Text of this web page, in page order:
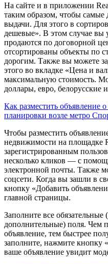
На сайте и в приложении
таким образом, чтобы
выдачи. Для этого в
дешевые». В этом случае вы
продаются по договорной
отсортированы объекты по
дорогим. Также вы можете
этого во вкладке «Цена и
максимальную стоимость.
доллары, евро, белорусские
Как разместить объявление
планировки возле метро
Чтобы разместить
недвижимости на площадке
зарегистрированным
несколько кликов — с
электронной почты. Также
соцсети. Когда вы зашли в
кнопку «Добавить
главной страницы.
Заполните все
дополнительные) поля. Чем
объявление, тем быстрее
заполните, нажмите кнопку
ваше объявление увидит